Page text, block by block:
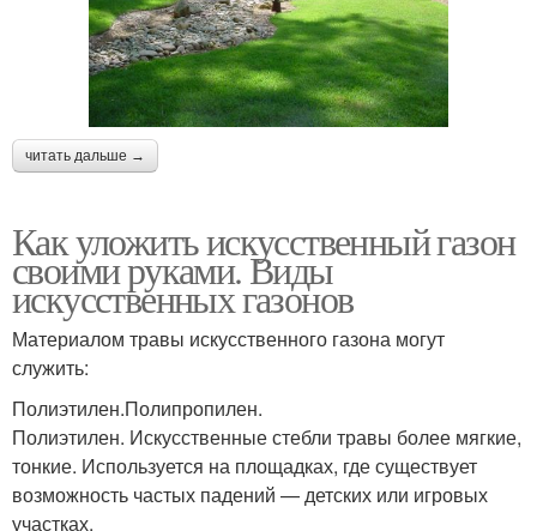
читать дальше →
Как уложить искусственный газон
своими руками. Виды
искусственных газонов
Материалом травы искусственного газона могут
служить:
Полиэтилен.Полипропилен.
Полиэтилен. Искусственные стебли травы более мягкие,
тонкие. Используется на площадках, где существует
возможность частых падений — детских или игровых
участках.